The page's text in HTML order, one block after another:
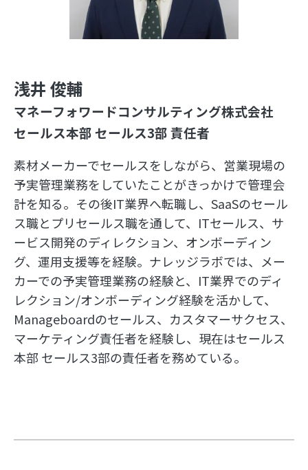
浅井 俊輔
マネーフォワードコンサルティング株式会社
セールス本部 セールス3部 責任者
素材メーカーでセールスをしながら、営業現場の
予実管理業務をしていたことがきっかけで管理会
計を知る。その後IT業界へ転職し、SaaSのセール
ス職とプリセールス職を通して、ITセールス、サ
ービス開発のディレクション、オンボーディン
グ、運用支援等を経験。ナレッジラボでは、メー
カーでの予実管理業務の経験と、IT業界でのディ
レクション/オンボーディング経験を活かして、
Manageboardのセールス、カスタマーサクセス、
マーケティング責任者を経験し、現在はセールス
本部 セールス3部の責任者を務めている。